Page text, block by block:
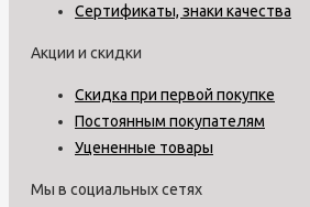
Сертификаты, знаки качества
Акции и скидки
Скидка при первой покупке
Постоянным покупателям
Уцененные товары
Мы в социальных сетях